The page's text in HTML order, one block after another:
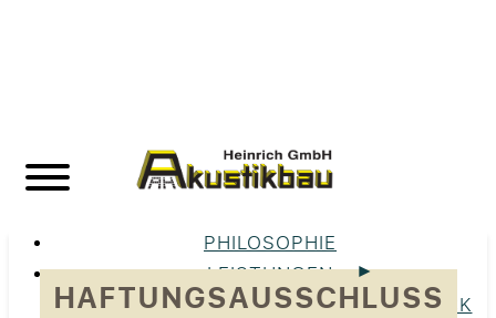
PHILOSOPHIE
LEISTUNGEN
UNSERE LEISTUNGEN IM ÜBERBLICK
HAFTUNGSAUSSCHLUSS